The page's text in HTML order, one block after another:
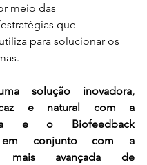
meio das
que
para solucionar os
solução inovadora,
e natural com a
e o Biofeedback
em conjunto com a
mais avançada de